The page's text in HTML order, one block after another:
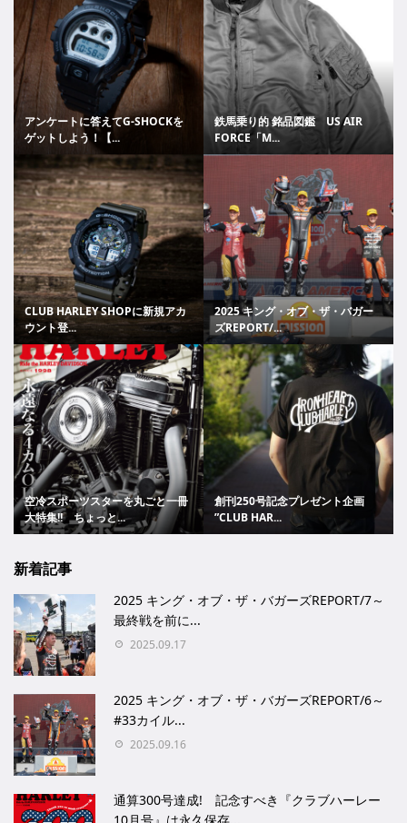
アンケートに答えてG-SHOCKを
ゲットしよう！【...
鉄馬乗り的 銘品図鑑 US AIR
FORCE「M...
CLUB HARLEY SHOPに新規アカ
ウント登...
2025 キング・オブ・ザ・バガー
ズREPORT/...
空冷スポーツスターを丸ごと一冊
大特集!! ちょっと...
創刊250号記念プレゼント企画
”CLUB HAR...
新着記事
2025 キング・オブ・ザ・バガーズREPORT/7～
最終戦を前に...
2025.09.17
2025 キング・オブ・ザ・バガーズREPORT/6～
#33カイル...
2025.09.16
通算300号達成! 記念すべき『クラブハーレー